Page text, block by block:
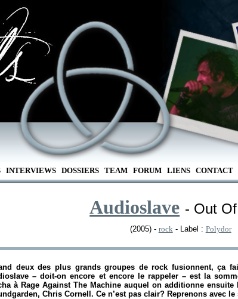
INTERVIEWS DOSSIERS TEAM FORUM LIENS CONTACT
Audioslave - Out
(2005) - rock - Label : Polydor
deux des plus grands groupes de rock fusionnent, ça
– doit-on encore et encore le rappeler – est la
à Rage Against The Machine auquel on additionne
Chris Cornell. Ce n’est pas clair? Reprenons avec